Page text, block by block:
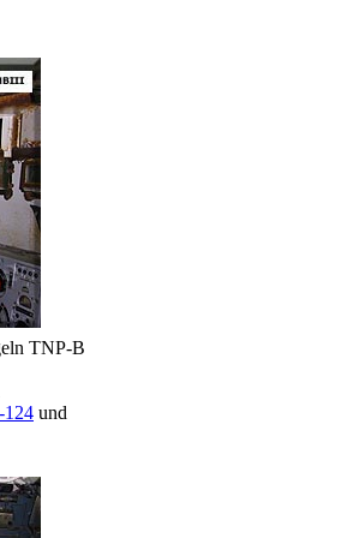
TNP-B
124 und